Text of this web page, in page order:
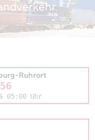
Ruhrort
05:00 Uhr